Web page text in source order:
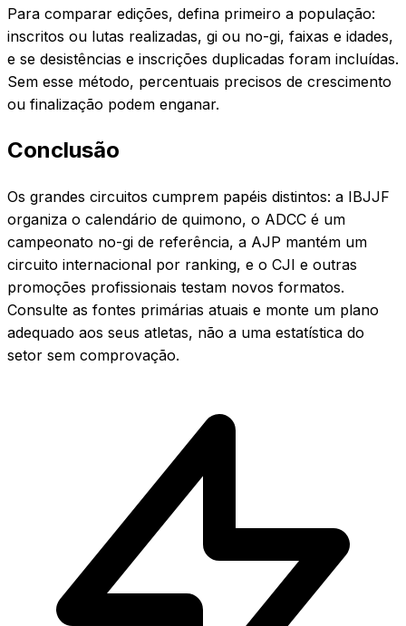
Para comparar edições, defina primeiro a população:
inscritos ou lutas realizadas, gi ou no-gi, faixas e idades,
e se desistências e inscrições duplicadas foram incluídas.
Sem esse método, percentuais precisos de crescimento
ou finalização podem enganar.
Conclusão
Os grandes circuitos cumprem papéis distintos: a IBJJF
organiza o calendário de quimono, o ADCC é um
campeonato no-gi de referência, a AJP mantém um
circuito internacional por ranking, e o CJI e outras
promoções profissionais testam novos formatos.
Consulte as fontes primárias atuais e monte um plano
adequado aos seus atletas, não a uma estatística do
setor sem comprovação.